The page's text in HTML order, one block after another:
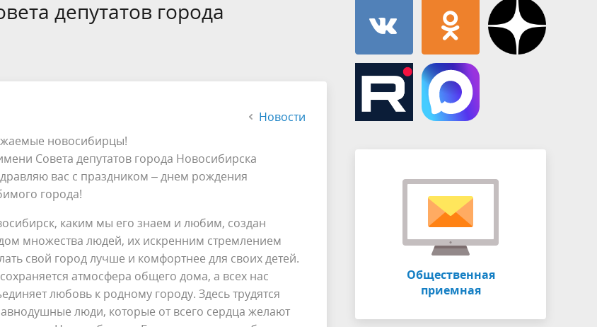
Объявления
созывов
Порядок обжалования нормативных
имущественного характера
сообщений о
депутатов города
Новости
новосибирцы!
Совета депутатов города Новосибирска
вас с праздником – днем рождения
города!
каким мы его знаем и любим, создан
множества людей, их искренним стремлением
свой город лучше и комфортнее для своих детей.
атмосфера общего дома, а всех нас
любовь к родному городу. Здесь трудятся
люди, которые от всего сердца желают
Общественная
приемная